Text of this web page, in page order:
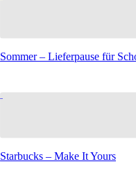
Sommer – Lieferpause für
Starbucks – Make It Yours